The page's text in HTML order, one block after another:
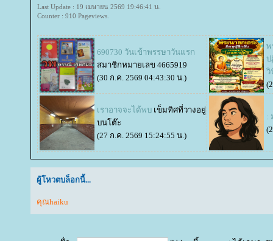
Last Update : 19 เมษายน 2569 19:46:41 น.
Counter : 910 Pageviews.
690730 วันเข้าพรรษาวันแรก
สมาชิกหมายเลข 4665919
(30 ก.ค. 2569 04:43:30 น.)
พ
เราอาจจะได้พบ เข็มทิศที่วางอยู่
บนโต๊ะ
(27 ก.ค. 2569 15:24:55 น.)
:
ผู้โหวตบล็อกนี้...
คุณhaiku